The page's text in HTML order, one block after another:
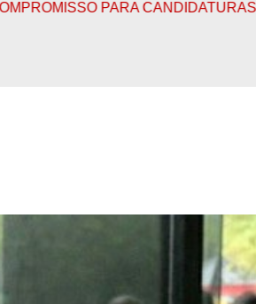
CANDIDATURAS PROGRESSISTAS